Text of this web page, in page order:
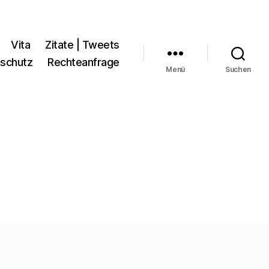
Vita
Zitate | Tweets
Rechteanfrage
Menü Suchen